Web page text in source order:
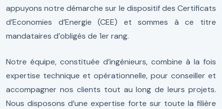
appuyons notre démarche sur le dispositif des Certificats
d’Economies d’Energie (CEE) et sommes à ce titre
mandataires d’obligés de 1er rang.
Notre équipe, constituée d’ingénieurs, combine à la fois
expertise technique et opérationnelle, pour conseiller et
accompagner nos clients tout au long de leurs projets.
Nous disposons d’une expertise forte sur toute la filière